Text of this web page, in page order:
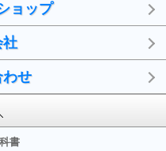
ョップ
社
わせ
書